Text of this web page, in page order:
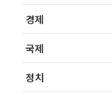
경제
국제
정치